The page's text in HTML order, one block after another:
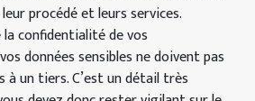
procédé et leurs services.
confidentialité de vos
données sensibles ne doivent pas
à un tiers. C’est un détail très